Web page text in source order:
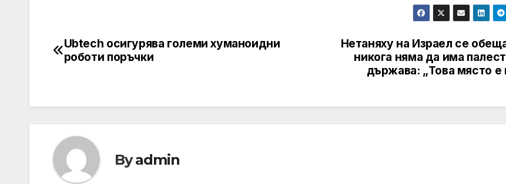
Post
Нетаняху на Израел се
никога няма да има
държава: „Това място е
Ubtech осигурява големи хуманоидни
роботи поръчки
Byadmin